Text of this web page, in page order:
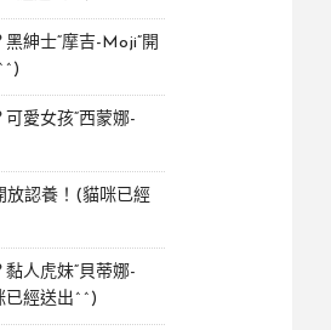
紳士“摩吉-Moji”開
愛女孩“西蒙娜-
放認養！(貓咪已經
人虎妹“貝蒂娜-
已經送出^^)